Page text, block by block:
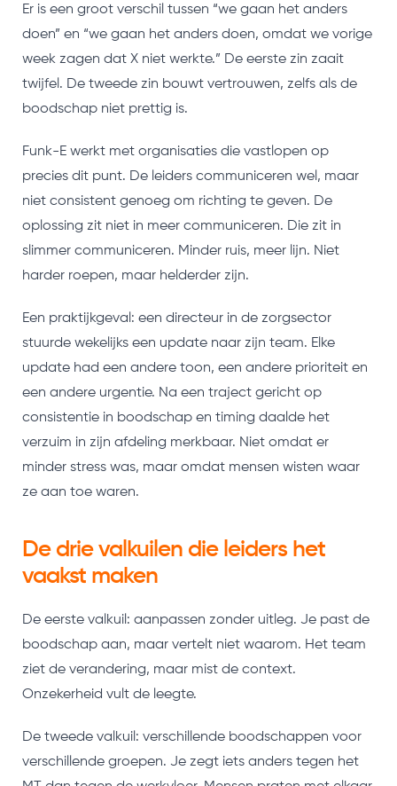
Er is een groot verschil tussen “we gaan het anders
doen” en “we gaan het anders doen, omdat we vorige
week zagen dat X niet werkte.” De eerste zin zaait
twijfel. De tweede zin bouwt vertrouwen, zelfs als de
boodschap niet prettig is.
Funk-E werkt met organisaties die vastlopen op
precies dit punt. De leiders communiceren wel, maar
niet consistent genoeg om richting te geven. De
oplossing zit niet in meer communiceren. Die zit in
slimmer communiceren. Minder ruis, meer lijn. Niet
harder roepen, maar helderder zijn.
Een praktijkgeval: een directeur in de zorgsector
stuurde wekelijks een update naar zijn team. Elke
update had een andere toon, een andere prioriteit en
een andere urgentie. Na een traject gericht op
consistentie in boodschap en timing daalde het
verzuim in zijn afdeling merkbaar. Niet omdat er
minder stress was, maar omdat mensen wisten waar
ze aan toe waren.
De drie valkuilen die leiders het
vaakst maken
De eerste valkuil: aanpassen zonder uitleg. Je past de
boodschap aan, maar vertelt niet waarom. Het team
ziet de verandering, maar mist de context.
Onzekerheid vult de leegte.
De tweede valkuil: verschillende boodschappen voor
verschillende groepen. Je zegt iets anders tegen het